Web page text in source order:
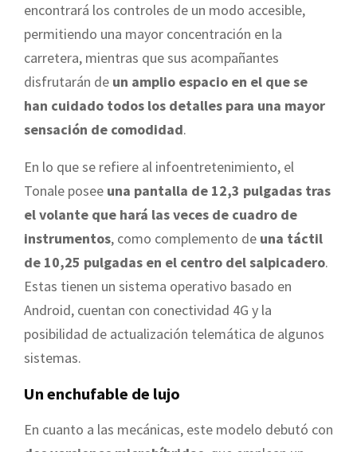
encontrará los controles de un modo accesible,
permitiendo una mayor concentración en la
carretera, mientras que sus acompañantes
disfrutarán de un amplio espacio en el que se
han cuidado todos los detalles para una mayor
sensación de comodidad.
En lo que se refiere al infoentretenimiento, el
Tonale posee una pantalla de 12,3 pulgadas tras
el volante que hará las veces de cuadro de
instrumentos, como complemento de una táctil
de 10,25 pulgadas en el centro del salpicadero.
Estas tienen un sistema operativo basado en
Android, cuentan con conectividad 4G y la
posibilidad de actualización telemática de algunos
sistemas.
Un enchufable de lujo
En cuanto a las mecánicas, este modelo debutó con